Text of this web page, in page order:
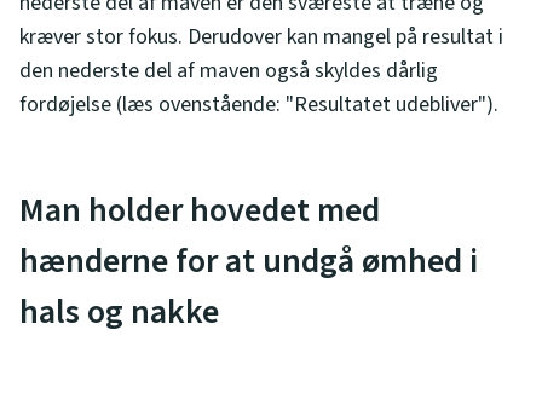
kræver stor fokus. Derudover kan mangel på resultat i
den nederste del af maven også skyldes dårlig
fordøjelse (læs ovenstående: "Resultatet udebliver").
Man holder hovedet med
hænderne for at undgå ømhed i
hals og nakke